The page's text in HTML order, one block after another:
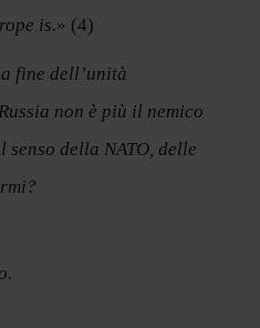
is.» (4)
fine dell’unità
non è più il nemico
della NATO, delle